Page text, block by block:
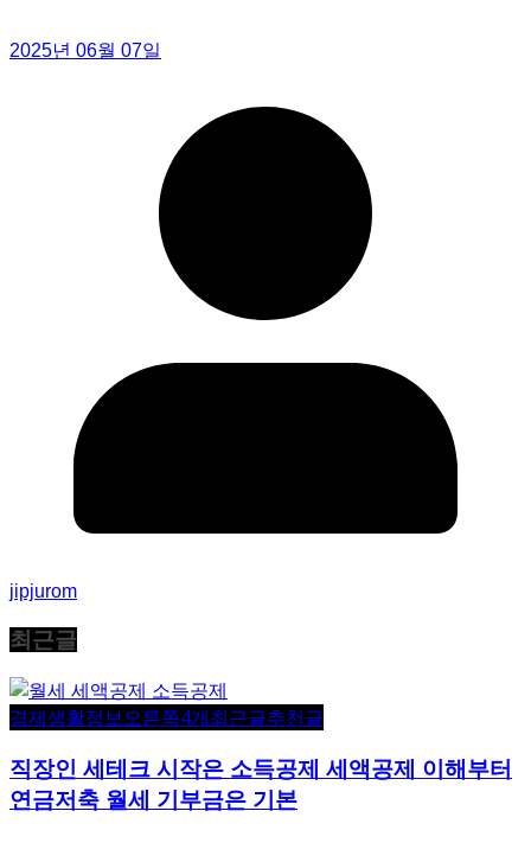
2025년 06월 07일
jipjurom
최근글
경제생활정보오른쪽4개최근글추천글
직장인 세테크 시작은 소득공제 세액공제 이해부터
연금저축 월세 기부금은 기본